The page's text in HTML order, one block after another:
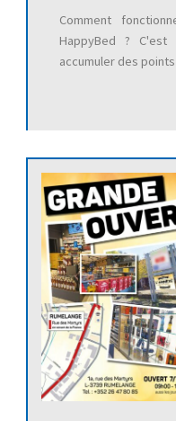
Comment
HappyBed ?
accumuler des